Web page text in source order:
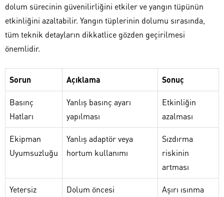
dolum sürecinin güvenilirliğini etkiler ve yangın tüpünün
etkinliğini azaltabilir. Yangın tüplerinin dolumu sırasında,
tüm teknik detayların dikkatlice gözden geçirilmesi
önemlidir.
Sorun Açıklama Sonuç
Basınç
Hatları
Yanlış basınç ayarı
yapılması
Etkinliğin
azalması
Ekipman
Uyumsuzluğu
Yanlış adaptör veya
hortum kullanımı
Sızdırma
riskinin
artması
Yetersiz
Dolum öncesi
Aşırı ısınma